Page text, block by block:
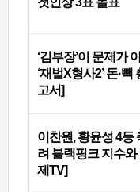
‘김부장’이 문제가
‘재벌X형사2’ 돈·
고서]
이찬원, 황윤성 4
려 블랙핑크 지수
제TV]